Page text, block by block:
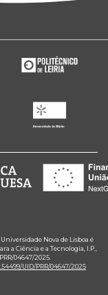
Nova de Lisboa é
a Ciência e a Tecnologia, I.P.,
04647/2025.
UID/PRR/04647/2025